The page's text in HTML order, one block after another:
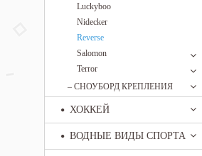
Luckyboo
Nidecker
Reverse
Salomon
Terror
– СНОУБОРД КРЕПЛЕНИЯ
ХОККЕЙ
ВОДНЫЕ ВИДЫ СПОРТА